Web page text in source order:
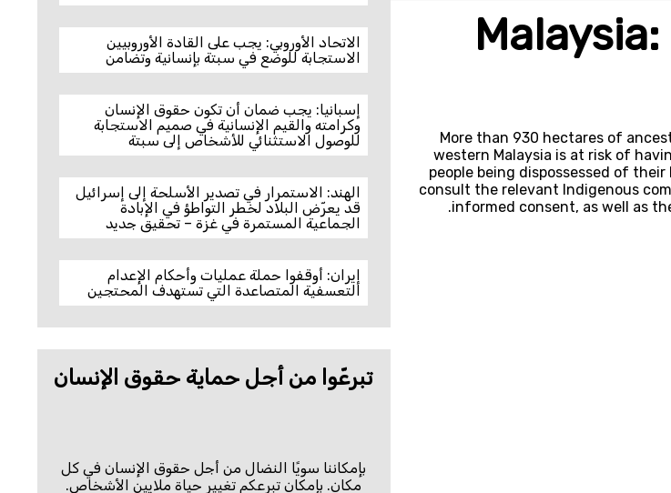
More than 930 hectares of
western Malaysia is at risk of
people being dispossessed of
consult the relevant Indigenous
informed consent, as well as
الاتحاد الأوروبي: يجب على القادة الأوروبيين
الاستجابة للوضع في سبتة بإنسانية وتضامن
إسبانيا: يجب ضمان أن تكون حقوق الإنسان
وكرامته والقيم الإنسانية في صميم الاستجابة
للوصول الاستثنائي للأشخاص إلى سبتة
الهند: الاستمرار في تصدير الأسلحة إلى إسرائيل
قد يعرّض البلاد لخطر التواطؤ في الإبادة
الجماعية المستمرة في غزة – تحقيق جديد
إيران: أوقفوا حملة عمليات وأحكام الإعدام
التعسفية المتصاعدة التي تستهدف المحتجين
تبرعّوا من أجل حماية حقوق الإنسان
بإمكاننا سويًا النضال من أجل حقوق الإنسان في كل
مكان. بإمكان تبرعكم تغيير حياة ملايين الأشخاص.